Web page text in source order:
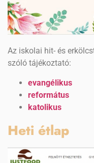
Az iskolai hit- és
szóló tájékoztató:
evangélikus
református
katolikus
Heti étlap